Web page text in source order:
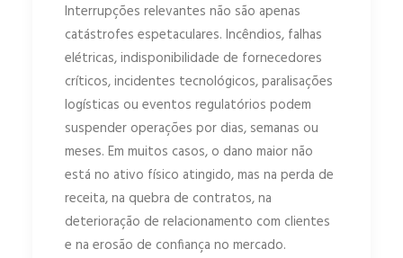
Interrupções relevantes não são apenas
catástrofes espetaculares. Incêndios, falhas
elétricas, indisponibilidade de fornecedores
críticos, incidentes tecnológicos, paralisações
logísticas ou eventos regulatórios podem
suspender operações por dias, semanas ou
meses. Em muitos casos, o dano maior não
está no ativo físico atingido, mas na perda de
receita, na quebra de contratos, na
deterioração de relacionamento com clientes
e na erosão de confiança no mercado.